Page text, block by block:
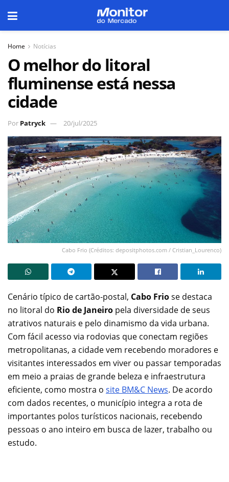
Home Notícias
O melhor do litoral
fluminense está nessa
cidade
Por Patryck 20/jul/2025
Cabo Frio (Créditos: depositphotos.com / Cristian_Lourenco)
Cenário típico de cartão-postal, Cabo Friose destaca
no litoral do Rio de Janeiro pela diversidade de seus
atrativos naturais e pelo dinamismo da vida urbana.
Com fácil acesso via rodovias que conectam regiões
metropolitanas, a cidade vem recebendo moradores e
visitantes interessados em viver ou passar temporadas
em meio a praias de grande beleza e infraestrutura
eficiente, como mostra o site BM&C News. De acordo
com dados recentes, o município integra a rota de
importantes polos turísticos nacionais, recebendo
pessoas o ano inteiro em busca de lazer, trabalho ou
estudo.